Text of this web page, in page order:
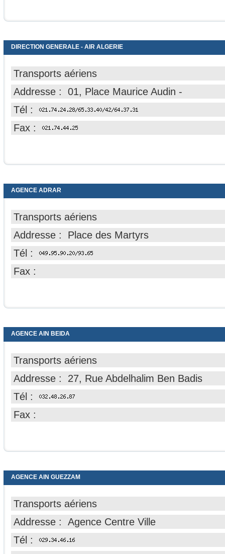
DIRECTION GENERALE - AIR ALGERIE
Transports aériens
Addresse : 01, Place Maurice Audin -
Tél :
Fax :
AGENCE ADRAR
Transports aériens
Addresse : Place des Martyrs
Tél :
Fax :
AGENCE AIN BEIDA
Transports aériens
Addresse : 27, Rue Abdelhalim Ben Badis
Tél :
Fax :
AGENCE AIN GUEZZAM
Transports aériens
Addresse : Agence Centre Ville
Tél :